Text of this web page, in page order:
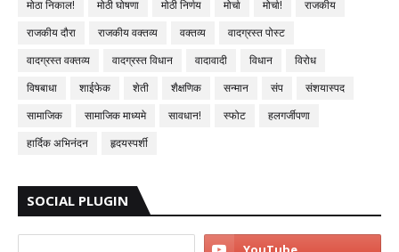
मोठा निकाल!
मोठी घोषणा मोठी निर्णय मोर्चा मोर्चा!
राजकीय
राजकीय दौरा
राजकीय वक्तव्य वक्तव्य
वादग्रस्त पोस्ट
वादग्रस्त वक्तव्य
वादग्रस्त विधान वादावादी विधान
विरोध
विषबाधा
शाईफेक शेती शैक्षणिक सन्मान संप
संशयास्पद
सामाजिक
सामाजिक माध्यमे सावधान! स्फोट
हलगर्जीपणा
हार्दिक अभिनंदन
हृदयस्पर्शी
SOCIAL PLUGIN